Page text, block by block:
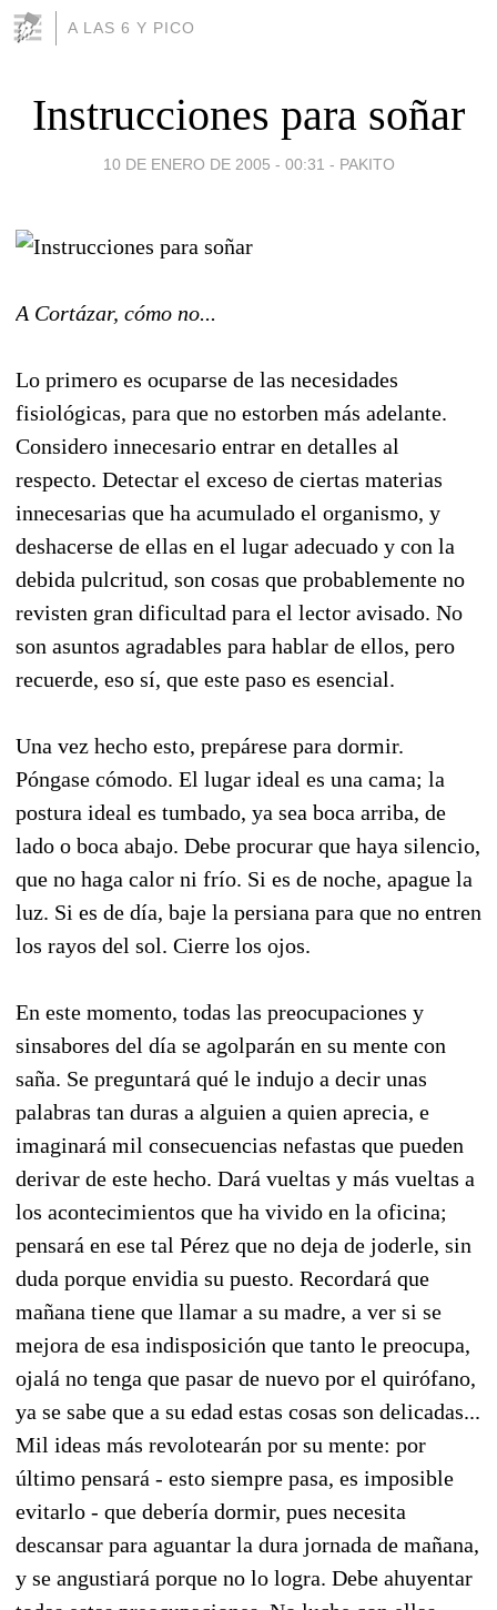
A LAS 6 Y PICO
Instrucciones para soñar
10 DE ENERO DE 2005 - 00:31 - PAKITO
A Cortázar, cómo no...
Lo primero es ocuparse de las necesidades
fisiológicas, para que no estorben más adelante.
Considero innecesario entrar en detalles al
respecto. Detectar el exceso de ciertas materias
innecesarias que ha acumulado el organismo, y
deshacerse de ellas en el lugar adecuado y con la
debida pulcritud, son cosas que probablemente no
revisten gran dificultad para el lector avisado. No
son asuntos agradables para hablar de ellos, pero
recuerde, eso sí, que este paso es esencial.
Una vez hecho esto, prepárese para dormir.
Póngase cómodo. El lugar ideal es una cama; la
postura ideal es tumbado, ya sea boca arriba, de
lado o boca abajo. Debe procurar que haya silencio,
que no haga calor ni frío. Si es de noche, apague la
luz. Si es de día, baje la persiana para que no entren
los rayos del sol. Cierre los ojos.
En este momento, todas las preocupaciones y
sinsabores del día se agolparán en su mente con
saña. Se preguntará qué le indujo a decir unas
palabras tan duras a alguien a quien aprecia, e
imaginará mil consecuencias nefastas que pueden
derivar de este hecho. Dará vueltas y más vueltas a
los acontecimientos que ha vivido en la oficina;
pensará en ese tal Pérez que no deja de joderle, sin
duda porque envidia su puesto. Recordará que
mañana tiene que llamar a su madre, a ver si se
mejora de esa indisposición que tanto le preocupa,
ojalá no tenga que pasar de nuevo por el quirófano,
ya se sabe que a su edad estas cosas son delicadas...
Mil ideas más revolotearán por su mente: por
último pensará - esto siempre pasa, es imposible
evitarlo - que debería dormir, pues necesita
descansar para aguantar la dura jornada de mañana,
y se angustiará porque no lo logra. Debe ahuyentar